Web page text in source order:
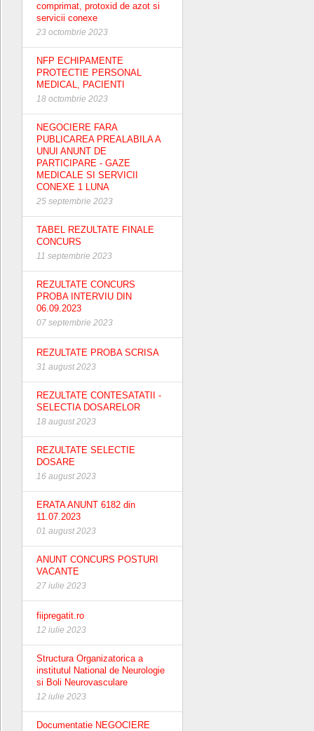
comprimat, protoxid de azot si
servicii conexe
23 octombrie 2023
NFP ECHIPAMENTE
PROTECTIE PERSONAL
MEDICAL, PACIENTI
18 octombrie 2023
NEGOCIERE FARA
PUBLICAREA PREALABILA A
UNUI ANUNT DE
PARTICIPARE - GAZE
MEDICALE SI SERVICII
CONEXE 1 LUNA
25 septembrie 2023
TABEL REZULTATE FINALE
CONCURS
11 septembrie 2023
REZULTATE CONCURS
PROBA INTERVIU DIN
06.09.2023
07 septembrie 2023
REZULTATE PROBA SCRISA
31 august 2023
REZULTATE CONTESATATII -
SELECTIA DOSARELOR
18 august 2023
REZULTATE SELECTIE
DOSARE
16 august 2023
ERATA ANUNT 6182 din
11.07.2023
01 august 2023
ANUNT CONCURS POSTURI
VACANTE
27 iulie 2023
fiipregatit.ro
12 iulie 2023
Structura Organizatorica a
institutul National de Neurologie
si Boli Neurovasculare
12 iulie 2023
Documentatie NEGOCIERE